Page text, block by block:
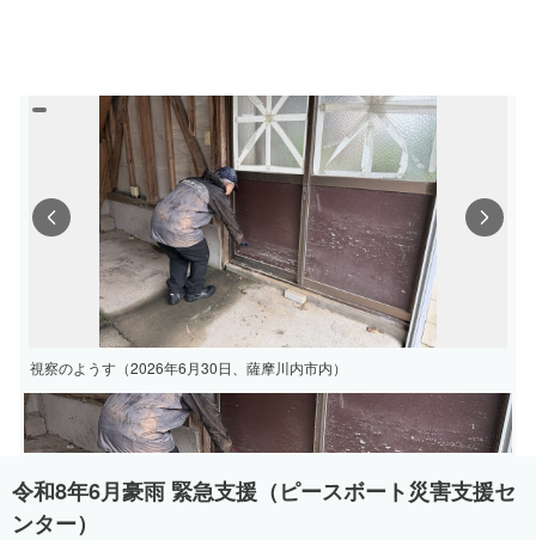
視察のようす（2026年6月30日、薩摩川内市内）
Previous
令和8年6月豪雨 緊急支援（ピースボート災害支援セ
ンター）